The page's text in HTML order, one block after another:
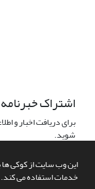
این وب سایت از کوکی ها
خدمات استفاده می کند.
اشتراک خبرنامه
برای دریافت اخبار و
شوید.